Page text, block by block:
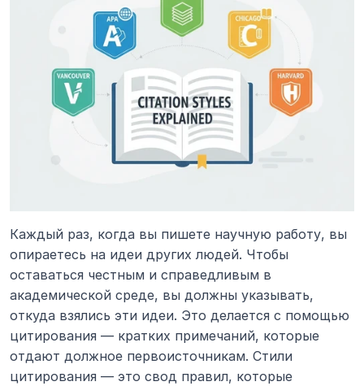
Каждый раз, когда вы пишете научную работу, вы
опираетесь на идеи других людей. Чтобы
оставаться честным и справедливым в
академической среде, вы должны указывать,
откуда взялись эти идеи. Это делается с помощью
цитирования — кратких примечаний, которые
отдают должное первоисточникам. Стили
цитирования — это свод правил, которые